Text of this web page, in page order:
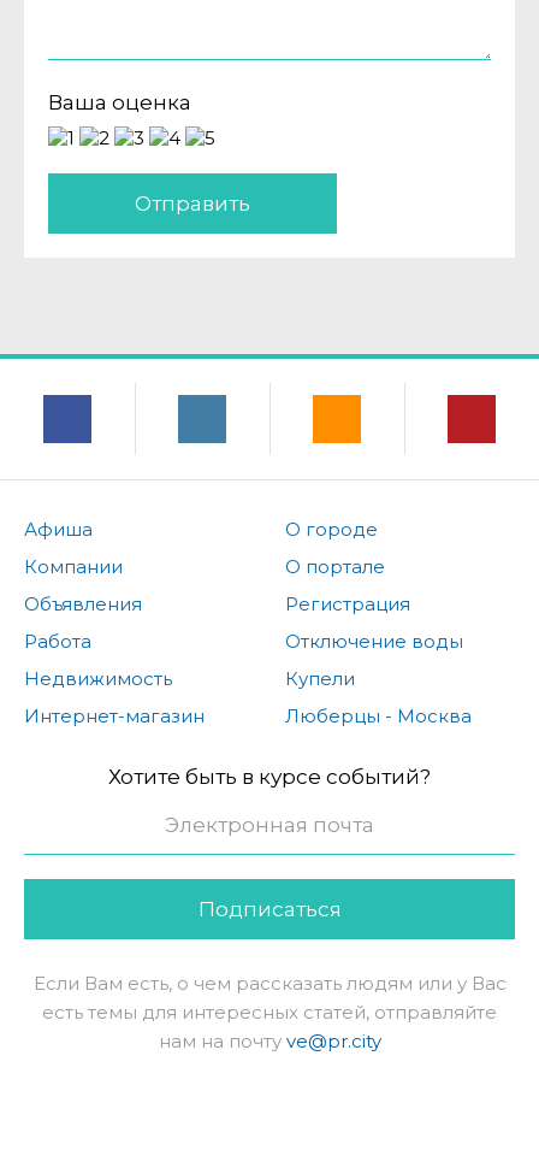
Ваша оценка
Отправить
Афиша
Компании
Объявления
Работа
Недвижимость
Интернет-магазин
О городе
О портале
Регистрация
Отключение воды
Купели
Люберцы - Москва
Хотите быть в курсе событий?
Подписаться
Если Вам есть, о чем рассказать людям или у Вас
есть темы для интересных статей, отправляйте
нам на почту ve@pr.city